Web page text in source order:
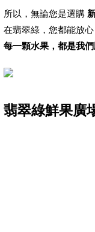
所以，無論您是選購
在翡翠綠，您都能放心
每一顆水果，都是我
翡翠綠鮮果廣